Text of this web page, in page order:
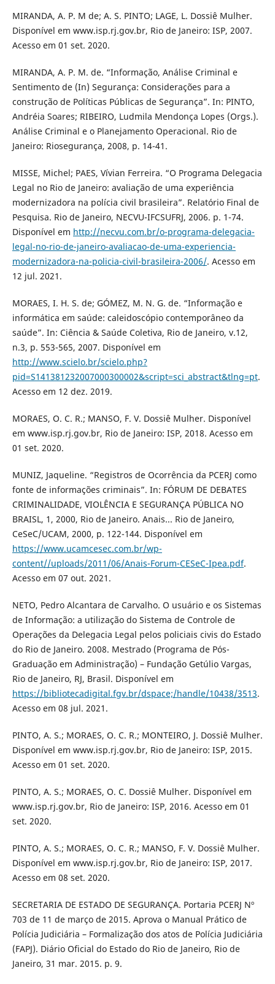
MIRANDA, A. P. M de; A. S. PINTO; LAGE, L. Dossiê Mulher.
Disponível em www.isp.rj.gov.br, Rio de Janeiro: ISP, 2007.
Acesso em 01 set. 2020.
MIRANDA, A. P. M. de. “Informação, Análise Criminal e
Sentimento de (In) Segurança: Considerações para a
construção de Políticas Públicas de Segurança”. In: PINTO,
Andréia Soares; RIBEIRO, Ludmila Mendonça Lopes (Orgs.).
Análise Criminal e o Planejamento Operacional. Rio de
Janeiro: Riosegurança, 2008, p. 14-41.
MISSE, Michel; PAES, Vívian Ferreira. “O Programa Delegacia
Legal no Rio de Janeiro: avaliação de uma experiência
modernizadora na polícia civil brasileira”. Relatório Final de
Pesquisa. Rio de Janeiro, NECVU-IFCSUFRJ, 2006. p. 1-74.
Disponível em http://necvu.com.br/o-programa-delegacia-
legal-no-rio-de-janeiro-avaliacao-de-uma-experiencia-
modernizadora-na-policia-civil-brasileira-2006/. Acesso em
12 jul. 2021.
MORAES, I. H. S. de; GÓMEZ, M. N. G. de. “Informação e
informática em saúde: caleidoscópio contemporâneo da
saúde”. In: Ciência & Saúde Coletiva, Rio de Janeiro, v.12,
n.3, p. 553-565, 2007. Disponível em
http://www.scielo.br/scielo.php?
pid=S141381232007000300002&script=sci_abstract&tlng=pt.
Acesso em 12 dez. 2019.
MORAES, O. C. R.; MANSO, F. V. Dossiê Mulher. Disponível
em www.isp.rj.gov.br, Rio de Janeiro: ISP, 2018. Acesso em
01 set. 2020.
MUNIZ, Jaqueline. “Registros de Ocorrência da PCERJ como
fonte de informações criminais”. In: FÓRUM DE DEBATES
CRIMINALIDADE, VIOLÊNCIA E SEGURANÇA PÚBLICA NO
BRAISL, 1, 2000, Rio de Janeiro. Anais... Rio de Janeiro,
CeSeC/UCAM, 2000, p. 122-144. Disponível em
https://www.ucamcesec.com.br/wp-
content//uploads/2011/06/Anais-Forum-CESeC-Ipea.pdf.
Acesso em 07 out. 2021.
NETO, Pedro Alcantara de Carvalho. O usuário e os Sistemas
de Informação: a utilização do Sistema de Controle de
Operações da Delegacia Legal pelos policiais civis do Estado
do Rio de Janeiro. 2008. Mestrado (Programa de Pós-
Graduação em Administração) – Fundação Getúlio Vargas,
Rio de Janeiro, RJ, Brasil. Disponível em
https://bibliotecadigital.fgv.br/dspace;/handle/10438/3513.
Acesso em 08 jul. 2021.
PINTO, A. S.; MORAES, O. C. R.; MONTEIRO, J. Dossiê Mulher.
Disponível em www.isp.rj.gov.br, Rio de Janeiro: ISP, 2015.
Acesso em 01 set. 2020.
PINTO, A. S.; MORAES, O. C. Dossiê Mulher. Disponível em
www.isp.rj.gov.br, Rio de Janeiro: ISP, 2016. Acesso em 01
set. 2020.
PINTO, A. S.; MORAES, O. C. R.; MANSO, F. V. Dossiê Mulher.
Disponível em www.isp.rj.gov.br, Rio de Janeiro: ISP, 2017.
Acesso em 08 set. 2020.
SECRETARIA DE ESTADO DE SEGURANÇA. Portaria PCERJ Nº
703 de 11 de março de 2015. Aprova o Manual Prático de
Polícia Judiciária – Formalização dos atos de Polícia Judiciária
(FAPJ). Diário Oficial do Estado do Rio de Janeiro, Rio de
Janeiro, 31 mar. 2015. p. 9.